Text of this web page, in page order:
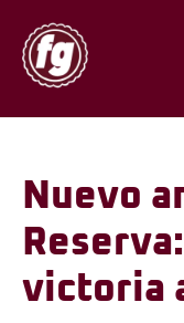
Nuevo
victoria